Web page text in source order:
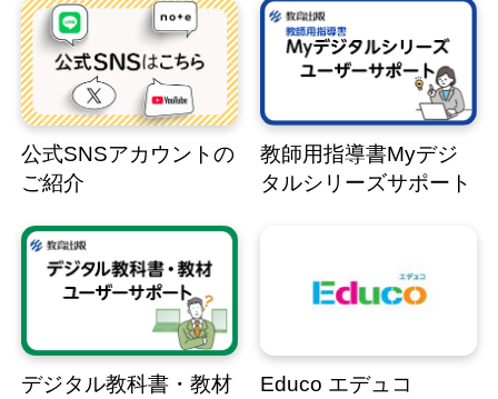
公式SNSアカウントの
ご紹介
教師用指導書Myデジ
タルシリーズサポート
デジタル教科書・教材
Educo エデュコ